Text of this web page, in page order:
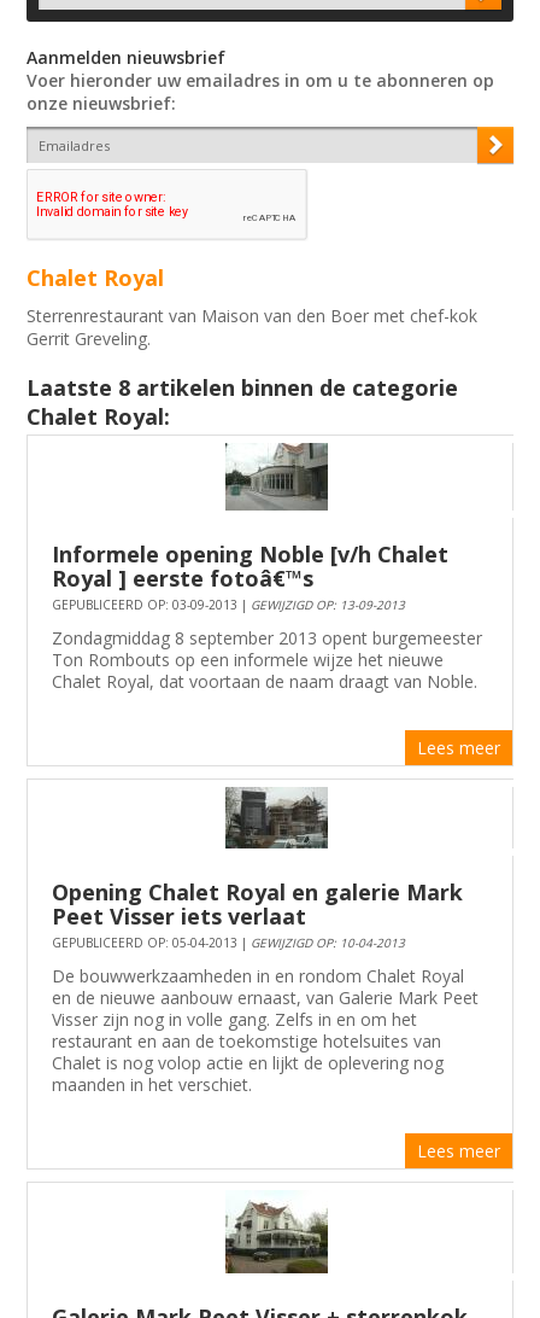
Aanmelden nieuwsbrief
Voer hieronder uw emailadres in om u te abonneren op
onze nieuwsbrief:
Chalet Royal
Sterrenrestaurant van Maison van den Boer met chef-kok
Gerrit Greveling.
Laatste 8 artikelen binnen de categorie
Chalet Royal:
Informele opening Noble [v/h Chalet
Royal ] eerste fotoâ€™s
GEPUBLICEERD OP: 03-09-2013 | GEWIJZIGD OP: 13-09-2013
Zondagmiddag 8 september 2013 opent burgemeester
Ton Rombouts op een informele wijze het nieuwe
Chalet Royal, dat voortaan de naam draagt van Noble.
Lees meer
Opening Chalet Royal en galerie Mark
Peet Visser iets verlaat
GEPUBLICEERD OP: 05-04-2013 | GEWIJZIGD OP: 10-04-2013
De bouwwerkzaamheden in en rondom Chalet Royal
en de nieuwe aanbouw ernaast, van Galerie Mark Peet
Visser zijn nog in volle gang. Zelfs in en om het
restaurant en aan de toekomstige hotelsuites van
Chalet is nog volop actie en lijkt de oplevering nog
maanden in het verschiet.
Lees meer